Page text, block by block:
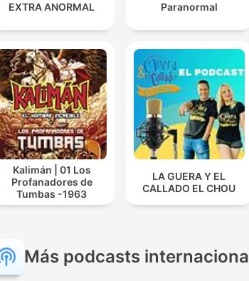
EXTRA ANORMAL Paranormal
Kalimán | 01 Los
Profanadores de
Tumbas -1963
LA GUERA Y EL
CALLADO EL CHOU
Más podcasts